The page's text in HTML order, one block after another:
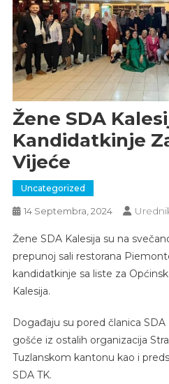
Žene SDA
Kandidatkinje
Vijeće
Uncategorized
14 Septembra, 2024
Žene SDA Kalesija su na
prepunoj sali restorana
kandidatkinje sa liste za
Kalesija.
Događaju su pored članica SDA
gošće iz ostalih organizacija
Tuzlanskom kantonu kao i
SDA TK.